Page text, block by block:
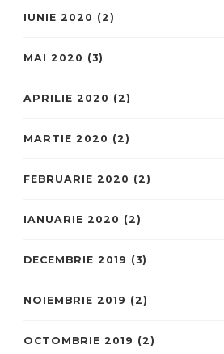
IUNIE 2020 (2)
MAI 2020 (3)
APRILIE 2020 (2)
MARTIE 2020 (2)
FEBRUARIE 2020 (2)
IANUARIE 2020 (2)
DECEMBRIE 2019 (3)
NOIEMBRIE 2019 (2)
OCTOMBRIE 2019 (2)